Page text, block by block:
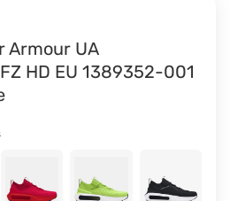
Armour UA
HD EU 1389352-001